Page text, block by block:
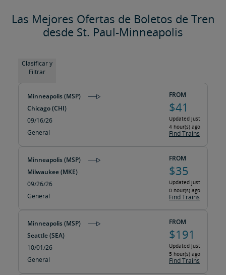
Las Mejores Ofertas de Boletos de Tren
desde St. Paul-Minneapolis
Clasificar y
Filtrar
Minneapolis (MSP)
Chicago (CHI)
09/16/26
General
FROM
$41
Updated just
4 hour(s) ago
Find Trains
Minneapolis (MSP)
Milwaukee (MKE)
09/26/26
General
FROM
$35
Updated just
0 hour(s) ago
Find Trains
Minneapolis (MSP)
Seattle (SEA)
10/01/26
General
FROM
$191
Updated just
5 hour(s) ago
Find Trains